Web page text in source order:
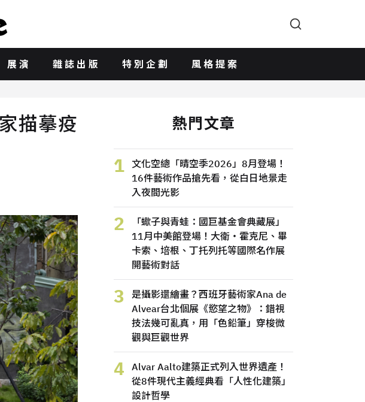
展演 雜誌出版 特別企劃 風格提案
描摹疫
熱門文章
1
文化空總「晴空季2026」8月登場！
16件藝術作品搶先看，從白日地景走
入夜間光影
2
「蠍子與青蛙：國巨基金會典藏展」
11月中美館登場！大衛・霍克尼、畢
卡索、培根、丁托列托等國際名作展
開藝術對話
3
是攝影還繪畫？西班牙藝術家Ana de
Alvear台北個展《慾望之物》：錯視
技法幾可亂真，用「色鉛筆」穿梭微
觀與巨觀世界
4
Alvar Aalto建築正式列入世界遺產！
從8件現代主義經典看「人性化建築」
設計哲學